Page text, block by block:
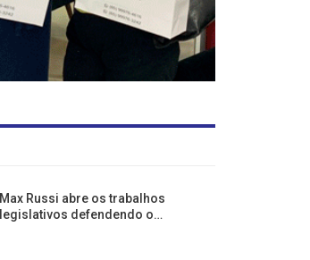
Max Russi abre os trabalhos
legislativos defendendo o…